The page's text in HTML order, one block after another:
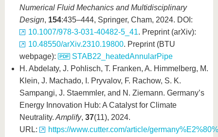
Numerical Fluid Mechanics and Multidisciplinary
Design, 154:435–444, Springer, Cham, 2024. DOI:
10.1007/978-3-031-40482-5_41. Preprint (arXiv):
10.48550/arXiv.2310.19800. Preprint (BTU
webpage):
STAB22_heatedAnnularPipe
H. Abdelaty, J. Pohlisch, T. Franken, A. Himmelberg, M.
Klein, J. Machado, I. Pryvalov, F. Rachow, S. K.
Sampangi, J. Staemmler, and N. Ziemann. Germany’s
Energy Innovation Hub: A Catalyst for Climate
Neutrality. Amplify, 37(11), 2024.
URL:
https://www.cutter.com/article/